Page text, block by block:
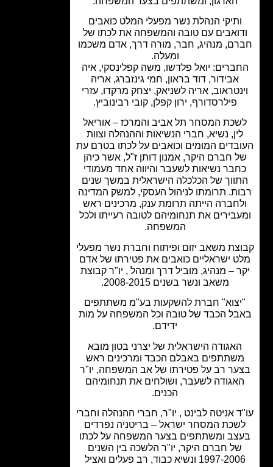
ותיקי הנהלת נשר מפעלי המלט כואבים
עם טובה והמשפחה את לכתו של
מנהיג, חבר, מורה דרך, אדם משכמו
יואל פלדשו, משה קפלינסקי, איה
אבידור, דוד בראון, חמי גינזברג, אריה
אריה לשניאק, יצחק מרקדו, עזרי
פילרסדורף,ירון קפלן,קובי רבינוביץ.
המסחר תל אביב והמרכז – אוריאל
נשיא, חברי הנשיאות וההנהלה וצוות
המומים וכואבים על לכתו בטרם עת
חברם היקר, אמנון דותן ז"ל, אשר כיהן
נשיאות לשעבר והיווה אחד מעמודי
של הכלכלה הישראלית במשך שנים
תרומתו לניהול העסקי, למשק המדינה
הייתה תרומת ענק, מרכינים ראש
את תנחומיהם לטובה רעייתו ולכל
המשפחה.
משאב יזום ופיתוח וחברת נשר מפעלי
ישראליים כואבים את פטירתו של אדם
– מנהיג, מוביל דרך ומנהל , יו"ר קבוצת
משאב ונשר בשנים 2008-2015.
חברת להשקעות בע"מ משתתפים
הכבד של טובה וכל המשפחה על מות
הישראלית של יצרני בטון מובא
באבלם הכבד ומרכינים ראש
רב על פטירתו של אב המשפחה, יו"ר
לשעבר, ושולחים את תנחומיהם
אניטה לבינט , יו"ר, חברי ההנהלה וחברי
המסחר ישראל – בריטניה נפרדים
ומשתתפים בצער המשפחה על לכתו
חברם היקר, יו"ר הלשכה בין השנים
1997-2006 ונשיא כבוד, רב פעלים ואציל